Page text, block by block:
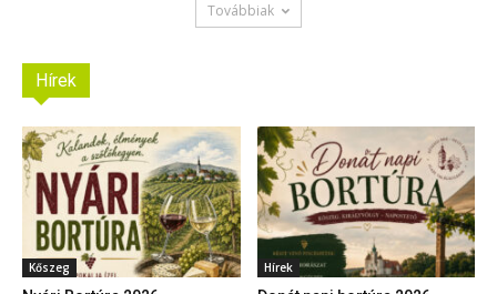
Továbbiak
Hírek
Kőszeg Hírek